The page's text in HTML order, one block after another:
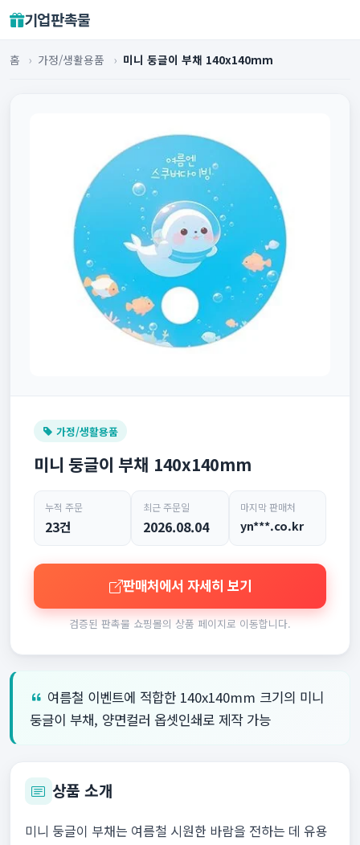
기업판촉물
홈 › 가정/생활용품 › 미니 둥글이 부채 140x140mm
가정/생활용품
미니 둥글이 부채 140x140mm
누적 주문
23건
최근 주문일
2026.08.04
마지막 판매처
yn***.co.kr
판매처에서 자세히 보기
검증된 판촉물 쇼핑몰의 상품 페이지로 이동합니다.
여름철 이벤트에 적합한 140x140mm 크기의 미니
둥글이 부채, 양면컬러 옵셋인쇄로 제작 가능
상품 소개
미니 둥글이 부채는 여름철 시원한 바람을 전하는 데 유용